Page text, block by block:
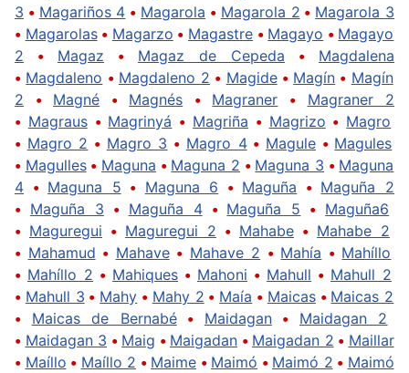
3 • Magariños 4 • Magarola • Magarola 2 • Magarola 3
• Magarolas• Magarzo • Magastre • Magayo • Magayo
2 • Magaz • Magaz de Cepeda • Magdalena
• Magdaleno • Magdaleno 2 • Magide• Magín • Magín
2 • Magné • Magnés • Magraner • Magraner 2
• Magraus• Magrinyá • Magriña • Magrizo • Magro
• Magro 2 • Magro 3 • Magro 4• Magule• Magules
• Magulles• Maguna • Maguna 2 • Maguna 3 • Maguna
4 • Maguna 5 • Maguna 6 • Maguña • Maguña 2
• Maguña 3 • Maguña 4• Maguña 5 • Maguña6
• Maguregui • Maguregui 2 • Mahabe • Mahabe 2
• Mahamud • Mahave• Mahave 2 • Mahía • Mahíllo
• Mahíllo 2 • Mahiques • Mahoni • Mahull • Mahull 2
• Mahull 3 • Mahy • Mahy 2 • Maía • Maicas• Maicas 2
• Maicas de Bernabé• Maidagan• Maidagan 2
• Maidagan 3 • Maig • Maigadan • Maigadan 2 • Maillar
• Maíllo • Maíllo 2 • Maime • Maimó • Maimó 2 • Maimó